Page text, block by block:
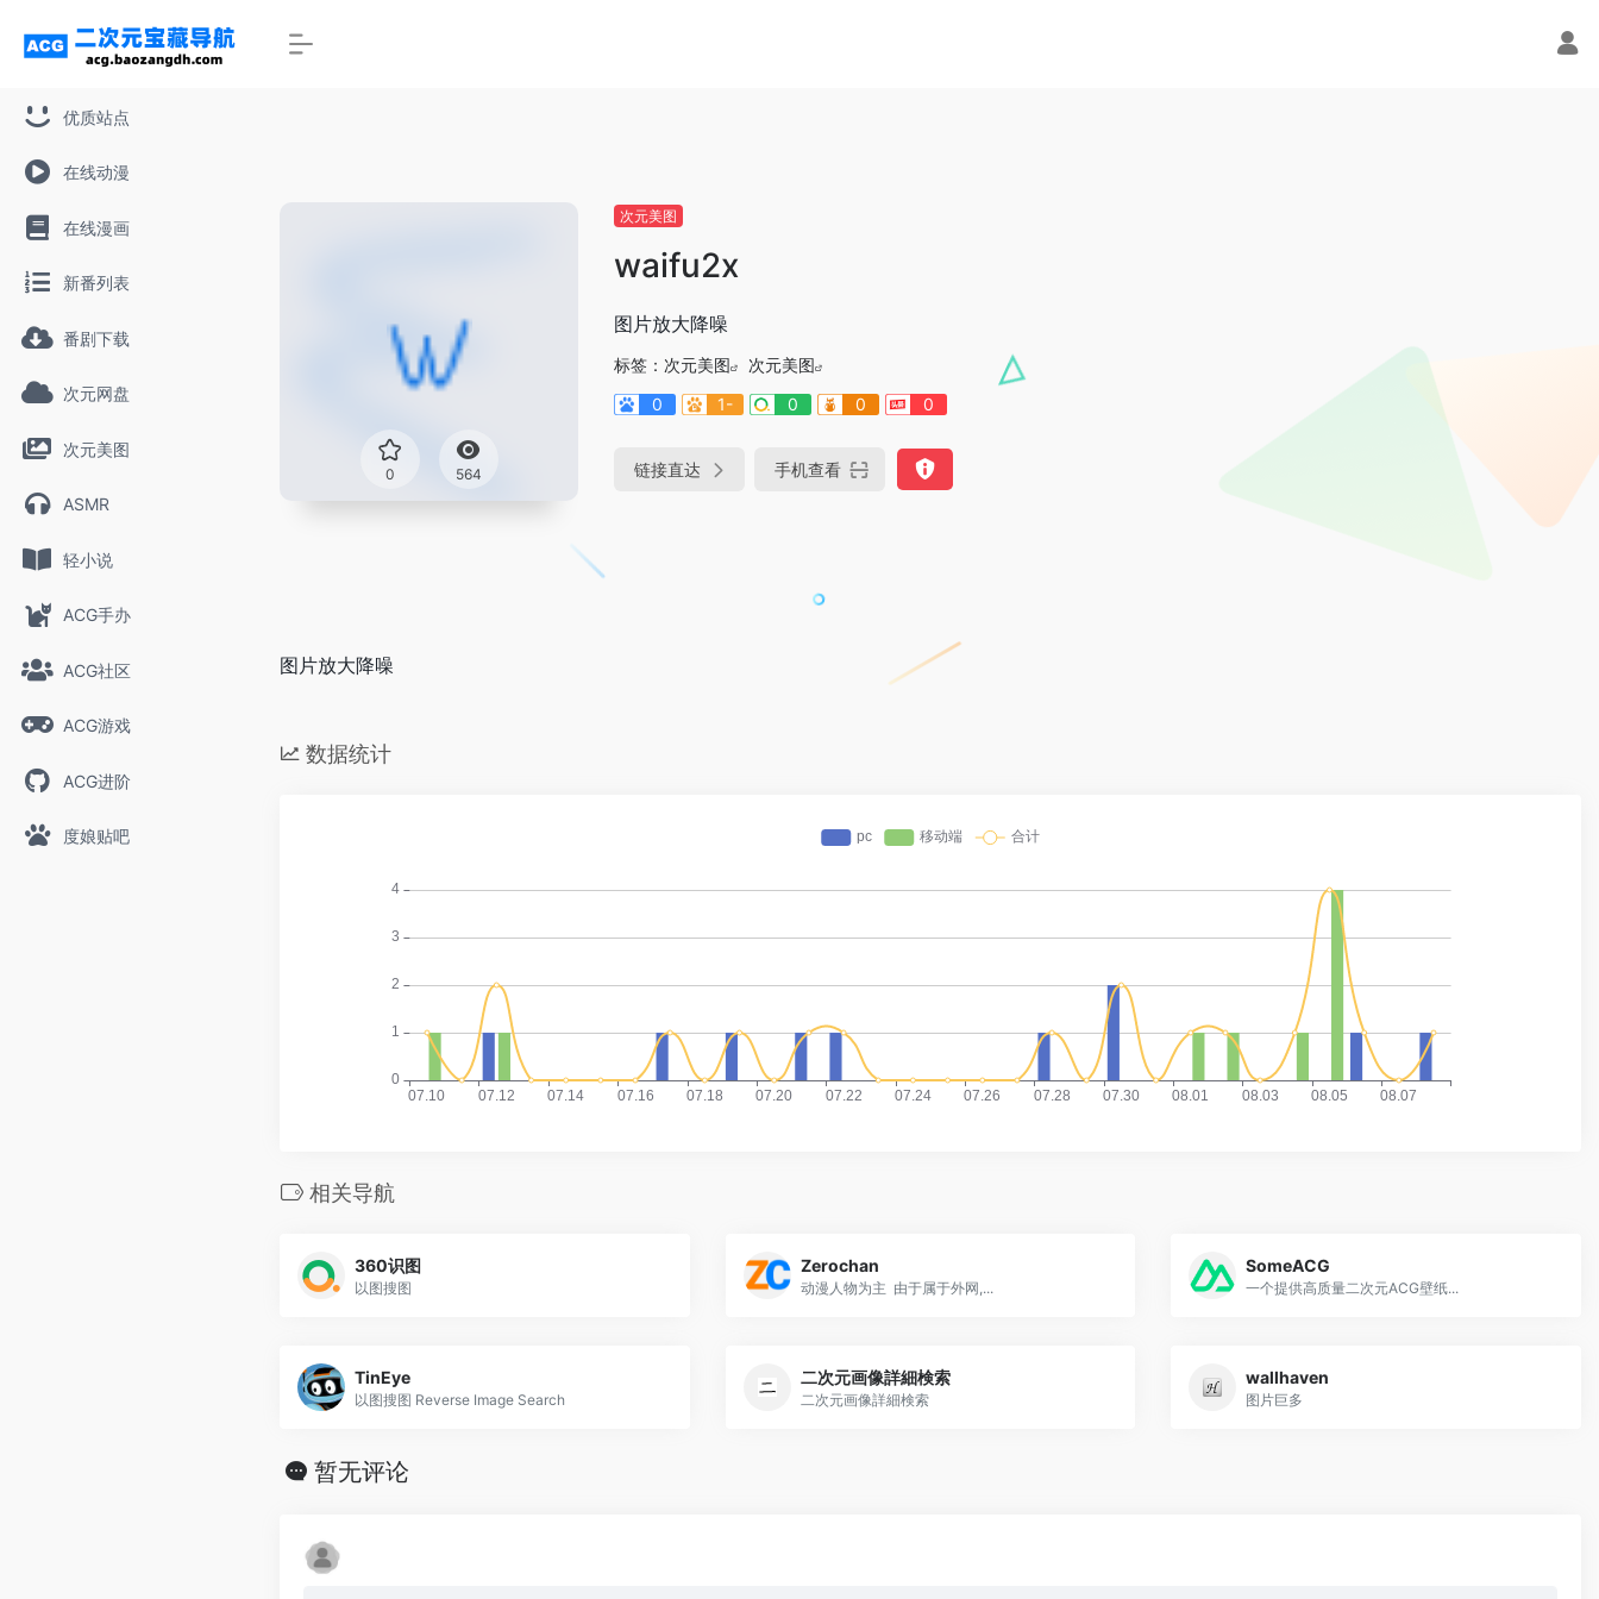
优质站点
在线动漫
在线漫画
新番列表
番剧下载
次元网盘
次元美图
ASMR
轻小说
ACG手办
ACG社区
ACG游戏
ACG进阶
度娘贴吧
0 564
次元美图
waifu2x
图片放大降噪
标签： 次元美图
次元美图
0
1- 0 0 0
链接直达 手机查看
图片放大降噪
数据统计
相关导航
360识图
以图搜图
Zerochan
动漫人物为主 由于属于外网,...
SomeACG
一个提供高质量二次元ACG壁纸...
TinEye
以图搜图 Reverse Image Search
二次元画像詳細検索
二次元画像詳細検索
wallhaven
图片巨多
暂无评论